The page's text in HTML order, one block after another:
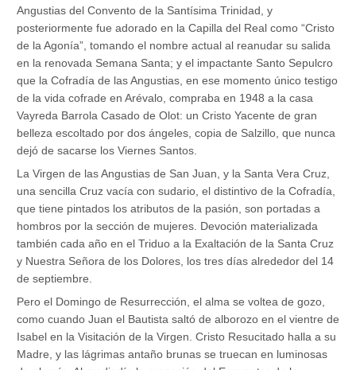
Angustias del Convento de la Santísima Trinidad, y
posteriormente fue adorado en la Capilla del Real como “Cristo
de la Agonía”, tomando el nombre actual al reanudar su salida
en la renovada Semana Santa; y el impactante Santo Sepulcro
que la Cofradía de las Angustias, en ese momento único testigo
de la vida cofrade en Arévalo, compraba en 1948 a la casa
Vayreda Barrola Casado de Olot: un Cristo Yacente de gran
belleza escoltado por dos ángeles, copia de Salzillo, que nunca
dejó de sacarse los Viernes Santos.
La Virgen de las Angustias de San Juan, y la Santa Vera Cruz,
una sencilla Cruz vacía con sudario, el distintivo de la Cofradía,
que tiene pintados los atributos de la pasión, son portadas a
hombros por la sección de mujeres. Devoción materializada
también cada año en el Triduo a la Exaltación de la Santa Cruz
y Nuestra Señora de los Dolores, los tres días alrededor del 14
de septiembre.
Pero el Domingo de Resurrección, el alma se voltea de gozo,
como cuando Juan el Bautista saltó de alborozo en el vientre de
Isabel en la Visitación de la Virgen. Cristo Resucitado halla a su
Madre, y las lágrimas antaño brunas se truecan en luminosas